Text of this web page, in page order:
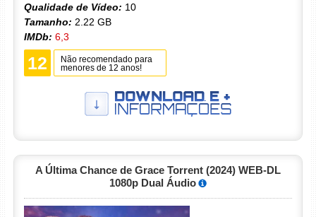
Qualidade de Vídeo: 10
Tamanho: 2.22 GB
IMDb: 6,3
12
Não recomendado para
menores de 12 anos!
A Última Chance de Grace Torrent (2024) WEB-DL
1080p Dual Áudio